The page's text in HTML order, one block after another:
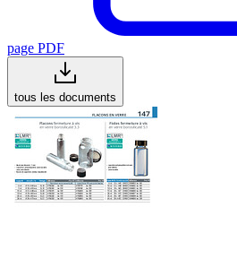
page PDF
tous les documents